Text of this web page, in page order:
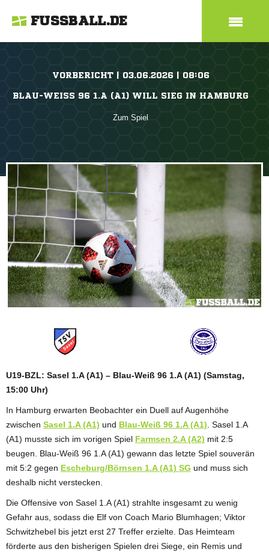
FUSSBALL.DE
VORBERICHT | 03.06.2026 | 08:06
BLAU-WEISS 96 1.A (A1) WILL SIEG IN HAMBURG
Zum Spiel
U19-BZL: Sasel 1.A (A1) – Blau-Weiß 96 1.A (A1) (Samstag,
15:00 Uhr)
In Hamburg erwarten Beobachter ein Duell auf Augenhöhe
zwischen Sasel 1.A (A1) und Blau-Weiß 96 1.A (A1) . Sasel 1.A
(A1) musste sich im vorigen Spiel Farmsen 2.A (A2) mit 2:5
beugen. Blau-Weiß 96 1.A (A1) gewann das letzte Spiel souverän
mit 5:2 gegen Escheburg/Börnsen 1.A (A1) SG und muss sich
deshalb nicht verstecken.
Die Offensive von Sasel 1.A (A1) strahlte insgesamt zu wenig
Gefahr aus, sodass die Elf von Coach Mario Blumhagen; Viktor
Schwitzhebel bis jetzt erst 27 Treffer erzielte. Das Heimteam
förderte aus den bisherigen Spielen drei Siege, ein Remis und